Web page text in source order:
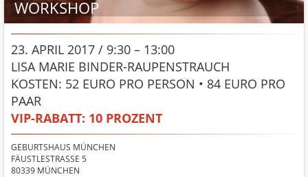
WORKSHOP
23. APRIL 2017 / 9:30 – 13:00
LISA MARIE BINDER-RAUPENSTRAUCH
KOSTEN: 52 EURO PRO PERSON • 84 EURO PRO
PAAR
VIP-RABATT: 10 PROZENT
GEBURTSHAUS MÜNCHEN
FÄUSTLESTRASSE 5
80339 MÜNCHEN